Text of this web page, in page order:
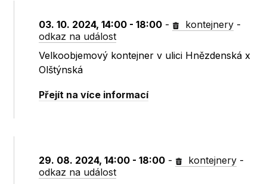
03. 10. 2024, 14:00 - 18:00 - kontejnery -
odkaz na událost
Velkoobjemový kontejner v ulici Hnězdenská x
Olštýnská
Přejít na více informací
29. 08. 2024, 14:00 - 18:00 - kontejnery -
odkaz na událost